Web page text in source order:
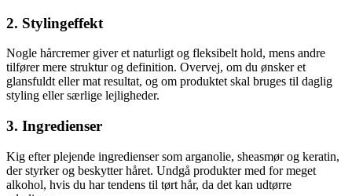
2. Stylingeffekt
Nogle hårcremer giver et naturligt og fleksibelt hold, mens andre
tilfører mere struktur og definition. Overvej, om du ønsker et
glansfuldt eller mat resultat, og om produktet skal bruges til daglig
styling eller særlige lejligheder.
3. Ingredienser
Kig efter plejende ingredienser som arganolie, sheasmør og keratin,
der styrker og beskytter håret. Undgå produkter med for meget
alkohol, hvis du har tendens til tørt hår, da det kan udtørre